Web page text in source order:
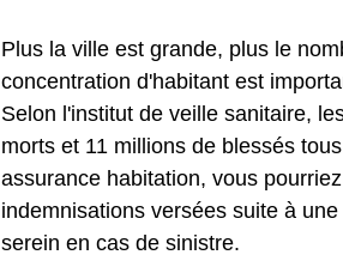
Plus la ville est grande, plus le
concentration d'habitant est
Selon l'institut de veille sanitaire,
morts et 11 millions de blessés
assurance habitation, vous
indemnisations versées suite à
serein en cas de sinistre.